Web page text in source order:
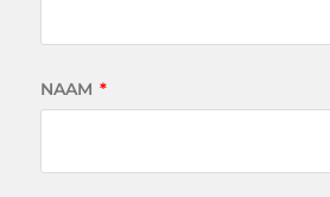
NAAM *